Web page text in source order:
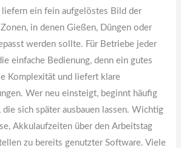
liefern ein fein aufgelöstes Bild der
in denen Gießen, Düngen oder
werden sollte. Für Betriebe jeder
einfache Bedienung, denn ein gutes
Komplexität und liefert klare
Wer neu einsteigt, beginnt häufig
die sich später ausbauen lassen. Wichtig
Akkulaufzeiten über den Arbeitstag
zu bereits genutzter Software. Viele